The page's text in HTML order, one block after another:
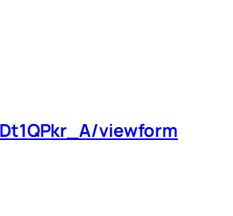
viewform